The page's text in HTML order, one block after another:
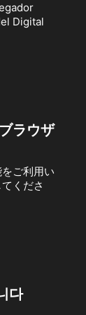
Digital
ラウザ
ご利用い
くださ
다